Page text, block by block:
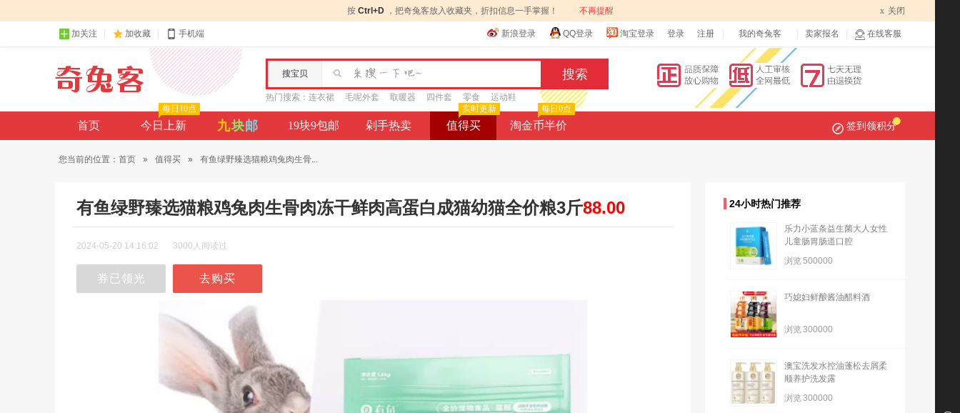
按 Ctrl+D ，把奇兔客放入收藏夹，折扣信息一手掌握！ 不再提醒 x 关闭
加关注 加收藏 手机端 新浪登录 QQ登录 淘宝登录 登录 注册 我的奇兔客 卖家报名 在线客服
搜宝贝
热门搜索： 连衣裙 毛呢外套 取暖器 四件套 零食 运动鞋
首页 今日上新
每日10点
九块邮 19块9包邮 剁手热卖 值得买
实时更新
淘金币半价
每日0点
签到领积分
您当前的位置： 首页 » 值得买 » 有鱼绿野臻选猫粮鸡兔肉生骨...
有鱼绿野臻选猫粮鸡兔肉生骨肉冻干鲜肉高蛋白成猫幼猫全价粮3斤88.00
2024-05-20 14:16:02 3000人阅读过
券已领光 去购买
24小时热门推荐
乐力小蓝条益生菌大人女性
儿童肠胃肠道口腔
浏览500000
巧媳妇鲜酿酱油醋料酒
浏览300000
澳宝洗发水控油蓬松去屑柔
顺养护洗发露
浏览300000